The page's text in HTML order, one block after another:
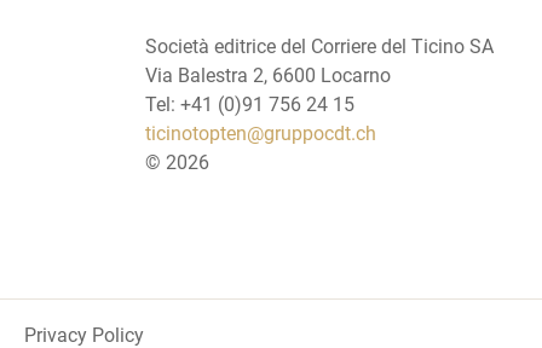
Società editrice del Corriere del Ticino SA
Via Balestra 2, 6600 Locarno
Tel: +41 (0)91 756 24 15
ticinotopten@gruppocdt.ch
© 2026
Privacy Policy